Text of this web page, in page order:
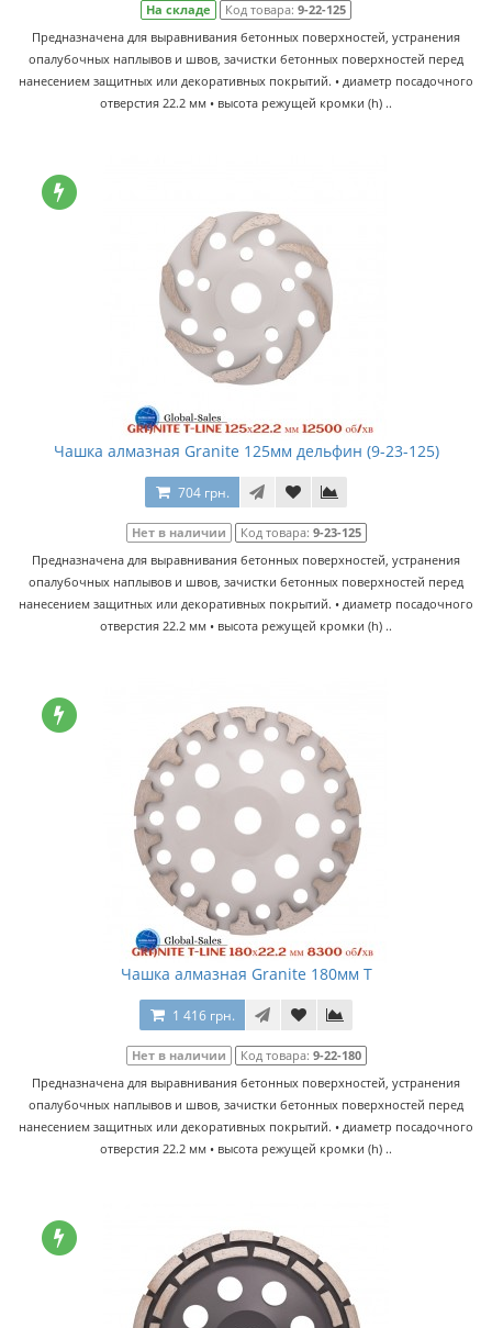
На складе Код товара: 9-22-125
Предназначена для выравнивания бетонных поверхностей, устранения
опалубочных наплывов и швов, зачистки бетонных поверхностей перед
нанесением защитных или декоративных покрытий. • диаметр посадочного
отверстия 22.2 мм • высота режущей кромки (h) ..
Чашка алмазная Granite 125мм дельфин (9-23-125)
704 грн.
Нет в наличии Код товара: 9-23-125
Предназначена для выравнивания бетонных поверхностей, устранения
опалубочных наплывов и швов, зачистки бетонных поверхностей перед
нанесением защитных или декоративных покрытий. • диаметр посадочного
отверстия 22.2 мм • высота режущей кромки (h) ..
Чашка алмазная Granite 180мм T
1 416 грн.
Нет в наличии Код товара: 9-22-180
Предназначена для выравнивания бетонных поверхностей, устранения
опалубочных наплывов и швов, зачистки бетонных поверхностей перед
нанесением защитных или декоративных покрытий. • диаметр посадочного
отверстия 22.2 мм • высота режущей кромки (h) ..